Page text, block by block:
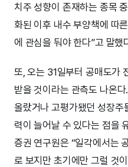
치주 성향이 존재하는 종목
화된 이후 내수 부양책에 따
에 관심을 둬야 한다”고 말했
또, 오는 31일부터 공매도가
받을 것이라는 관측도 나온
올랐거나 고평가됐던 성장주
력이 늘어날 수 있다는 점을
증권 연구원은 “일각에서는
로 보지만 초기에만 그럴 것